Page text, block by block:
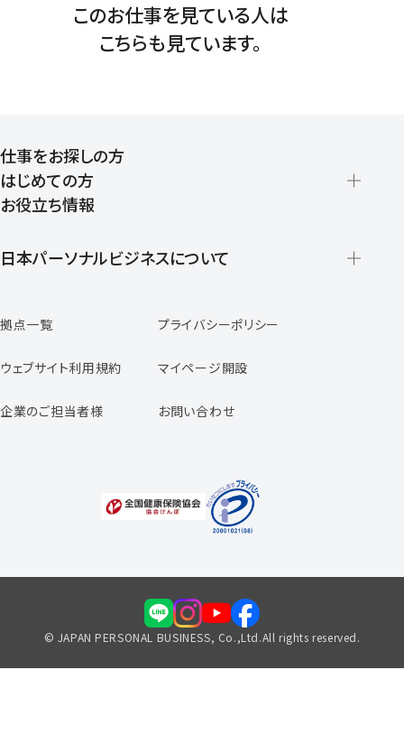
このお仕事を見ている人は
こちらも見ています。
仕事をお探しの方
はじめての方
登録から就業開始までの流れ
お役立ち情報
日本パーソナルビジネスについて
スタッフの声
専任コンサルタントの声
福利厚生のご案内
拠点一覧 プライバシーポリシー
ウェブサイト利用規約 マイページ開設
企業のご担当者様 お問い合わせ
© JAPAN PERSONAL BUSINESS, Co.,Ltd.All rights reserved.